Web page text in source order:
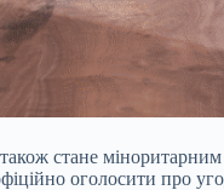
стане
оголосити про